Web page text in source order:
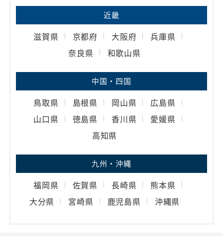
近畿
滋賀県 京都府 大阪府
兵庫県
奈良県
和歌山県
中国・四国
鳥取県 島根県 岡山県
広島県
山口県
徳島県 香川県
愛媛県
高知県
九州・沖縄
福岡県 佐賀県 長崎県
熊本県
大分県
宮崎県 鹿児島県 沖縄県